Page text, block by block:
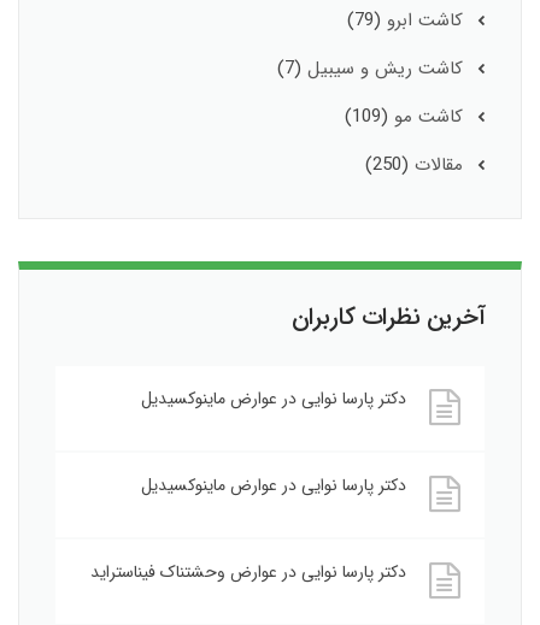
کاشت ابرو (79)
کاشت ریش و سیبیل (7)
کاشت مو (109)
مقالات (250)
آخرین نظرات کاربران
دکتر پارسا نواییدر عوارض ماینوکسیدیل
دکتر پارسا نواییدر عوارض ماینوکسیدیل
دکتر پارسا نواییدر عوارض وحشتناک فیناستراید